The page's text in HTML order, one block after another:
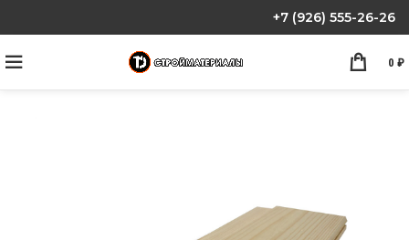
+7 (926) 555-26-26
0 ₽